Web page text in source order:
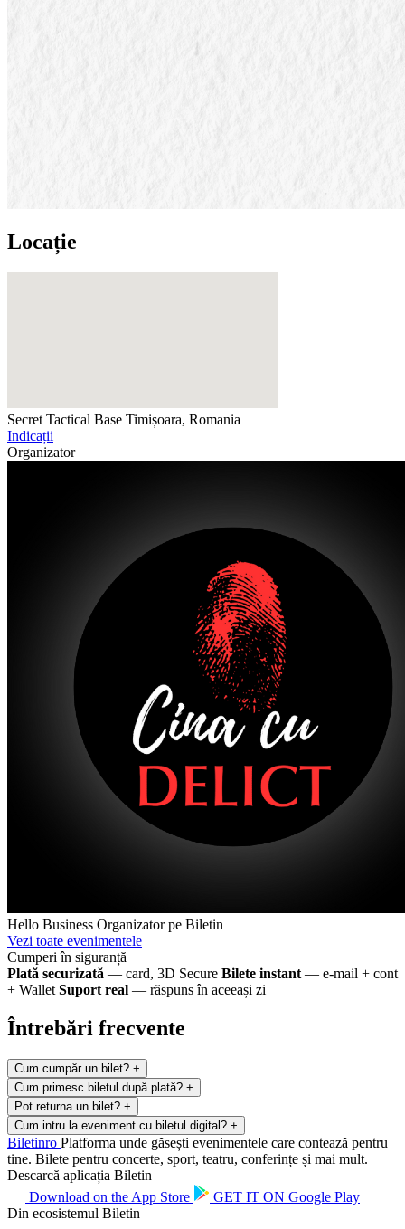
Locație
Secret Tactical Base Timișoara, Romania
Indicații
Organizator
Hello Business Organizator pe Biletin
Vezi toate evenimentele
Cumperi în siguranță
Plată securizată — card, 3D Secure Bilete instant — e-mail + cont
+ Wallet Suport real — răspuns în aceeași zi
Întrebări frecvente
Cum cumpăr un bilet? +
Cum primesc biletul după plată? +
Pot returna un bilet? +
Cum intru la eveniment cu biletul digital? +
Biletinro Platforma unde găsești evenimentele care contează pentru
tine. Bilete pentru concerte, sport, teatru, conferințe și mai mult.
Descarcă aplicația Biletin
Download on the App Store GET IT ON Google Play
Din ecosistemul Biletin